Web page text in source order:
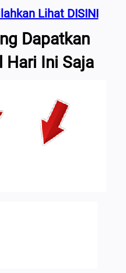
Lihat DISINI
Dapatkan
Hari Ini Saja